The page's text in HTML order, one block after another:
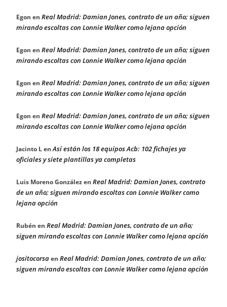
Egon en Real Madrid: Damian Jones, contrato de un año; siguen
mirando escoltas con Lonnie Walker como lejana opción
Egon en Real Madrid: Damian Jones, contrato de un año; siguen
mirando escoltas con Lonnie Walker como lejana opción
Egon en Real Madrid: Damian Jones, contrato de un año; siguen
mirando escoltas con Lonnie Walker como lejana opción
Egon en Real Madrid: Damian Jones, contrato de un año; siguen
mirando escoltas con Lonnie Walker como lejana opción
Jacinto LenAsí están los 18 equipos Acb: 102 fichajes ya
oficiales y siete plantillas ya completas
Luis Moreno Gonzálezen Real Madrid: Damian Jones, contrato
de un año; siguen mirando escoltas con Lonnie Walker como
lejana opción
Rubén en Real Madrid: Damian Jones, contrato de un año;
siguen mirando escoltas con Lonnie Walker como lejana opción
jositocorsaen Real Madrid: Damian Jones, contrato de un año;
siguen mirando escoltas con Lonnie Walker como lejana opción